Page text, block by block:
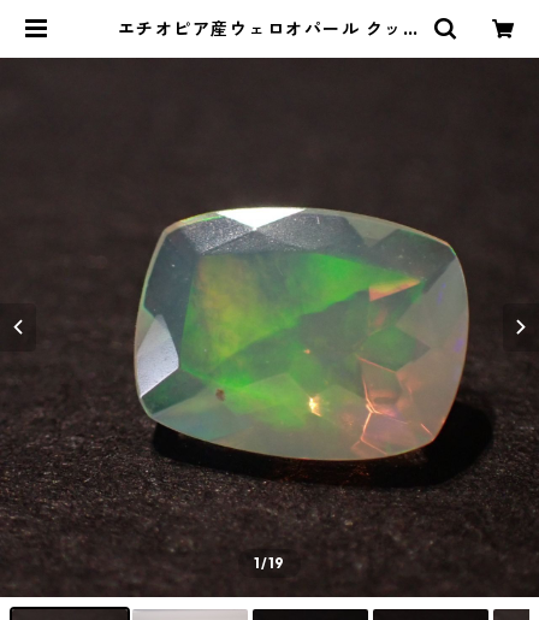
エチオピア産ウェロオパール クッシ
1/19